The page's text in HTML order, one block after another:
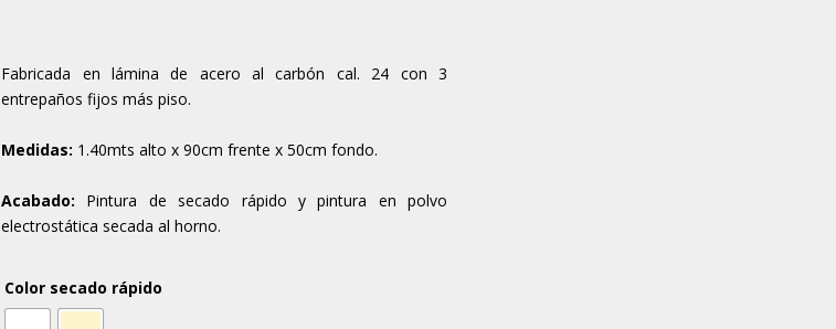
Fabricada en lámina de acero al carbón cal. 24 con 3
entrepaños fijos más piso.
Medidas: 1.40mts alto x 90cm frente x 50cm fondo.
Acabado: Pintura de secado rápido y pintura en polvo
electrostática secada al horno.
Color secado rápido